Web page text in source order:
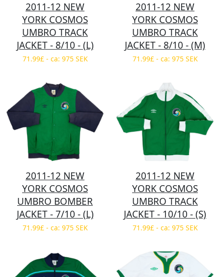
2011-12 NEW
YORK COSMOS
UMBRO TRACK
JACKET - 8/10 - (L)
71.99£ - ca: 975 SEK
2011-12 NEW
YORK COSMOS
UMBRO TRACK
JACKET - 8/10 - (M)
71.99£ - ca: 975 SEK
2011-12 NEW
YORK COSMOS
UMBRO BOMBER
JACKET - 7/10 - (L)
71.99£ - ca: 975 SEK
2011-12 NEW
YORK COSMOS
UMBRO TRACK
JACKET - 10/10 - (S)
71.99£ - ca: 975 SEK